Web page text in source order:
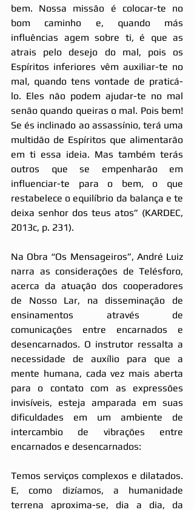
bem. Nossa missão é colocar-te no
bom caminho e, quando más
influências agem sobre ti, é que as
atrais pelo desejo do mal, pois os
Espíritos inferiores vêm auxiliar-te no
mal, quando tens vontade de praticá-
lo. Eles não podem ajudar-te no mal
senão quando queiras o mal. Pois bem!
Se és inclinado ao assassínio, terá uma
multidão de Espíritos que alimentarão
em ti essa ideia. Mas também terás
outros que se empenharão em
influenciar-te para o bem, o que
restabelece o equilíbrio da balança e te
deixa senhor dos teus atos” (KARDEC,
2013c, p. 231).
Na Obra “Os Mensageiros”, André Luiz
narra as considerações de Telésforo,
acerca da atuação dos cooperadores
de Nosso Lar, na disseminação de
ensinamentos através de
comunicações entre encarnados e
desencarnados. O instrutor ressalta a
necessidade de auxílio para que a
mente humana, cada vez mais aberta
para o contato com as expressões
invisíveis, esteja amparada em suas
dificuldades em um ambiente de
intercambio de vibrações entre
encarnados e desencarnados:
Temos serviços complexos e dilatados.
E, como dizíamos, a humanidade
terrena aproxima-se, dia a dia, da